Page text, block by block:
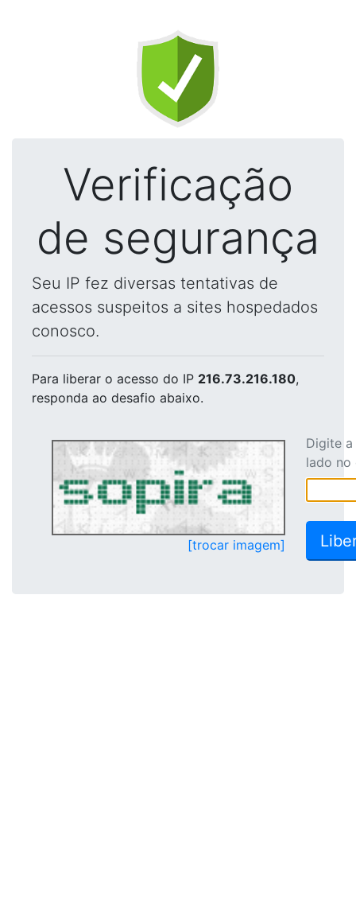
Verificação
de segurança
Seu IP fez diversas tentativas de
acessos suspeitos a sites hospedados
conosco.
Para liberar o acesso do IP 216.73.216.180,
responda ao desafio abaixo.
[trocar imagem]
Digite
lado no